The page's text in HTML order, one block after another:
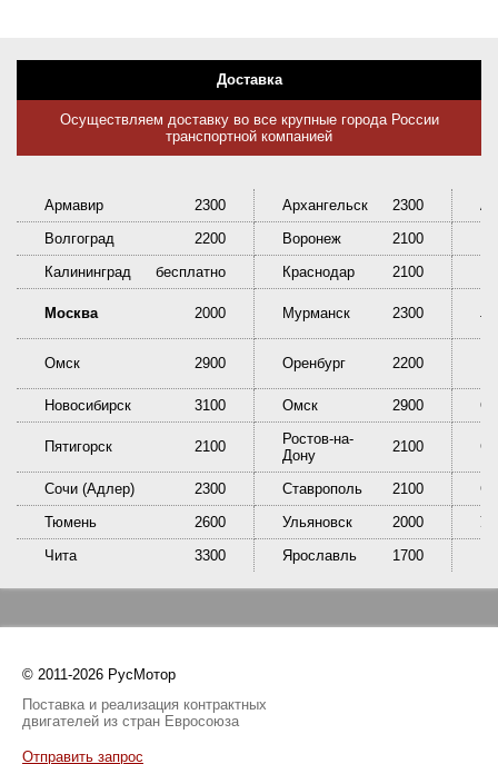
Доставка
Осуществляем доставку во все крупные города России
транспортной компанией
Армавир 2300 Архангельск 2300
Волгоград
2200 Воронеж 2100
Калининград
бесплатно Краснодар 2100
Москва 2000 Мурманск 2300
Омск 2900 Оренбург 2200
Новосибирск 3100 Омск 2900
Пятигорск 2100
Ростов-на-
Дону
2100
Сочи (Адлер) 2300 Ставрополь 2100
Тюмень
2600 Ульяновск 2000
Чита
3300 Ярославль 1700
© 2011-2026 РусМотор
Поставка и реализация контрактных
двигателей из стран Евросоюза
Отправить запрос